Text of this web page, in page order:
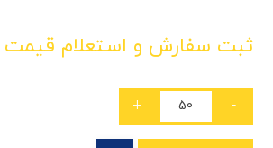
ثبت سفارش و استعلام قیمت
-
+